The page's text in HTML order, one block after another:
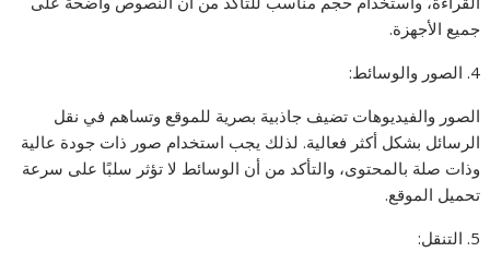
جميع الأجهزة.
4. الصور والوسائط:
الصور والفيديوهات تضيف جاذبية بصرية للموقع وتساهم في نقل
الرسائل بشكل أكثر فعالية. لذلك يجب استخدام صور ذات جودة عالية
وذات صلة بالمحتوى، والتأكد من أن الوسائط لا تؤثر سلبًا على سرعة
تحميل الموقع.
5. التنقل: